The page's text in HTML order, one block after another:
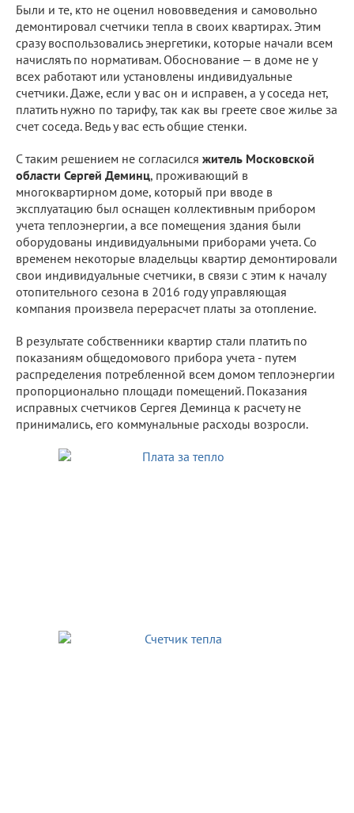
Были и те, кто не оценил нововведения и самовольно
демонтировал счетчики тепла в своих квартирах. Этим
сразу воспользовались энергетики, которые начали всем
начислять по нормативам. Обоснование — в доме не у
всех работают или установлены индивидуальные
счетчики. Даже, если у вас он и исправен, а у соседа нет,
платить нужно по тарифу, так как вы греете свое жилье за
счет соседа. Ведь у вас есть общие стенки.
С таким решением не согласился житель Московской
области Сергей Деминц, проживающий в
многоквартирном доме, который при вводе в
эксплуатацию был оснащен коллективным прибором
учета теплоэнергии, а все помещения здания были
оборудованы индивидуальными приборами учета. Со
временем некоторые владельцы квартир демонтировали
свои индивидуальные счетчики, в связи с этим к началу
отопительного сезона в 2016 году управляющая
компания произвела перерасчет платы за отопление.
В результате собственники квартир стали платить по
показаниям общедомового прибора учета - путем
распределения потребленной всем домом теплоэнергии
пропорционально площади помещений. Показания
исправных счетчиков Сергея Деминца к расчету не
принимались, его коммунальные расходы возросли.